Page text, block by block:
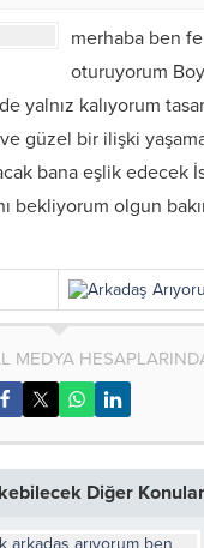
merhaba ben
oturuyorum
kalıyorum
güzel bir ilişki
bana eşlik edecek
bekliyorum olgun
MEDYA
Diğer Konular